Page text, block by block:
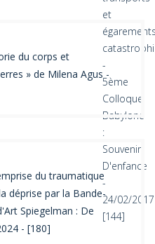
du corps et
» de Milena Agus -
du traumatique
déprise par la Bande-
Spiegelman : De
- [180]